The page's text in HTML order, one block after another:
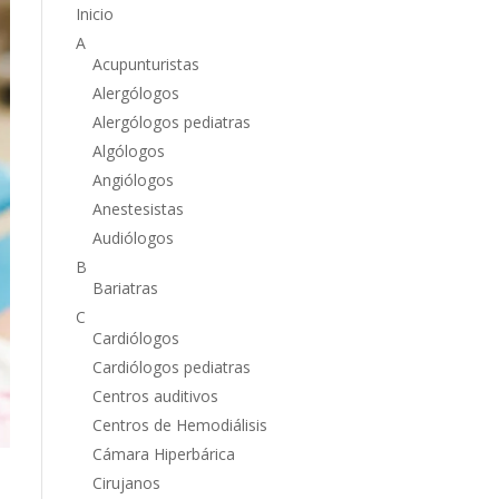
Inicio
A
Acupunturistas
Alergólogos
Alergólogos pediatras
Algólogos
Angiólogos
Anestesistas
Audiólogos
B
Bariatras
C
Cardiólogos
Cardiólogos pediatras
Centros auditivos
Centros de Hemodiálisis
Cámara Hiperbárica
Cirujanos